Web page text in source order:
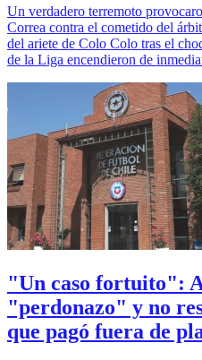
Un verdadero terremoto
Correa contra el cometido del
del ariete de Colo Colo tras el
de la Liga encendieron de
"Un caso fortuito":
"perdonazo" y no
que pagó fuera de